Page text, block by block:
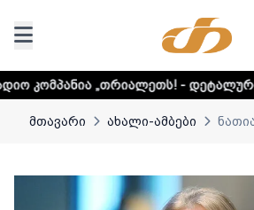
- დეტალური
მთავარი ახალი-ამბები